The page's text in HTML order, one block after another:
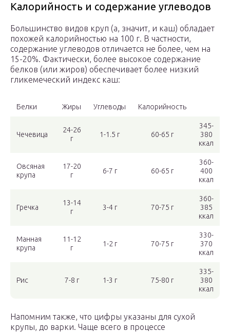
Калорийность и содержание углеводов
Большинство видов круп (а, значит, и каш) обладает
похожей калорийностью на 100 г. В частности,
содержание углеводов отличается не более, чем на
15-20%. Фактически, более высокое содержание
белков (или жиров) обеспечивает более низкий
гликемеческий индекс каш:
Белки Жиры Углеводы Калорийность
Чечевица
24-26
г
1-1.5 г 60-65 г
345-
380
ккал
Овсяная
крупа
17-20
г
6-7 г 60-65 г
360-
400
ккал
Гречка
13-14
г
3-4 г 70-75 г
360-
385
ккал
Манная
крупа
11-12
г
1-2 г 70-75 г
330-
370
ккал
Рис 7-8 г 1-3 г 75-80 г
335-
380
ккал
Напомним также, что цифры указаны для сухой
крупы, до варки. Чаще всего в процессе